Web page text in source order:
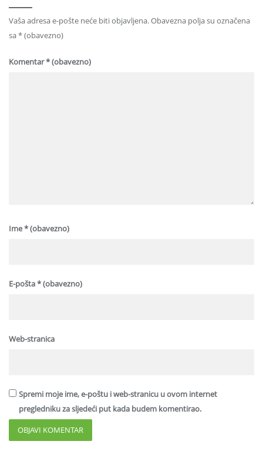
Vaša adresa e-pošte neće biti objavljena.Obavezna polja su označena
sa* (obavezno)
Komentar* (obavezno)
Ime* (obavezno)
E-pošta* (obavezno)
Web-stranica
Spremi moje ime, e-poštu i web-stranicu u ovom internet
pregledniku za sljedeći put kada budem komentirao.